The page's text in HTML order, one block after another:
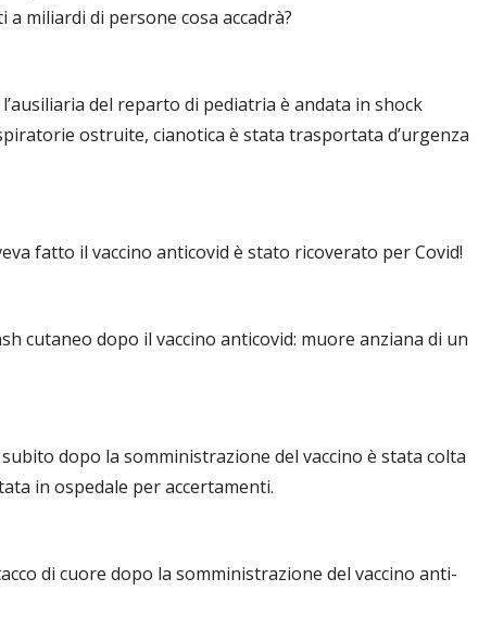
miliardi di persone cosa accadrà?
del reparto di pediatria è andata in shock
ostruite, cianotica è stata trasportata d’urgenza
fatto il vaccino anticovid è stato ricoverato per Covid!
cutaneo dopo il vaccino anticovid: muore anziana di un
dopo la somministrazione del vaccino è stata colta
in ospedale per accertamenti.
di cuore dopo la somministrazione del vaccino anti-